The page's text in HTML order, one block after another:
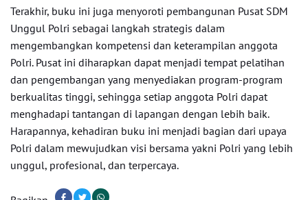
Terakhir, buku ini juga menyoroti pembangunan Pusat SDM
Unggul Polri sebagai langkah strategis dalam
mengembangkan kompetensi dan keterampilan anggota
Polri. Pusat ini diharapkan dapat menjadi tempat pelatihan
dan pengembangan yang menyediakan program-program
berkualitas tinggi, sehingga setiap anggota Polri dapat
menghadapi tantangan di lapangan dengan lebih baik.
Harapannya, kehadiran buku ini menjadi bagian dari upaya
Polri dalam mewujudkan visi bersama yakni Polri yang lebih
unggul, profesional, dan terpercaya.